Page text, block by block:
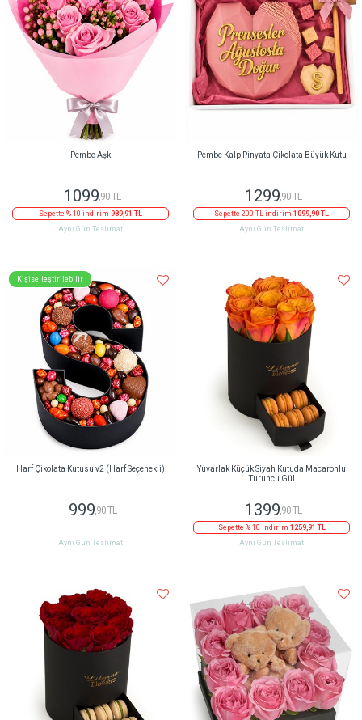
Pembe Aşk
1099,90 TL
Sepette % 10 indirim 989,91 TL
Aynı Gün Teslimat
Pembe Kalp Pinyata Çikolata Büyük Kutu
1299,90 TL
Sepette 200 TL indirim 1099,90 TL
Aynı Gün Teslimat
Kişiselleştirilebilir
Harf Çikolata Kutusu v2 (Harf Seçenekli)
999,90 TL
Aynı Gün Teslimat
Yuvarlak Küçük Siyah Kutuda Macaronlu
Turuncu Gül
1399,90 TL
Sepette % 10 indirim 1259,91 TL
Aynı Gün Teslimat